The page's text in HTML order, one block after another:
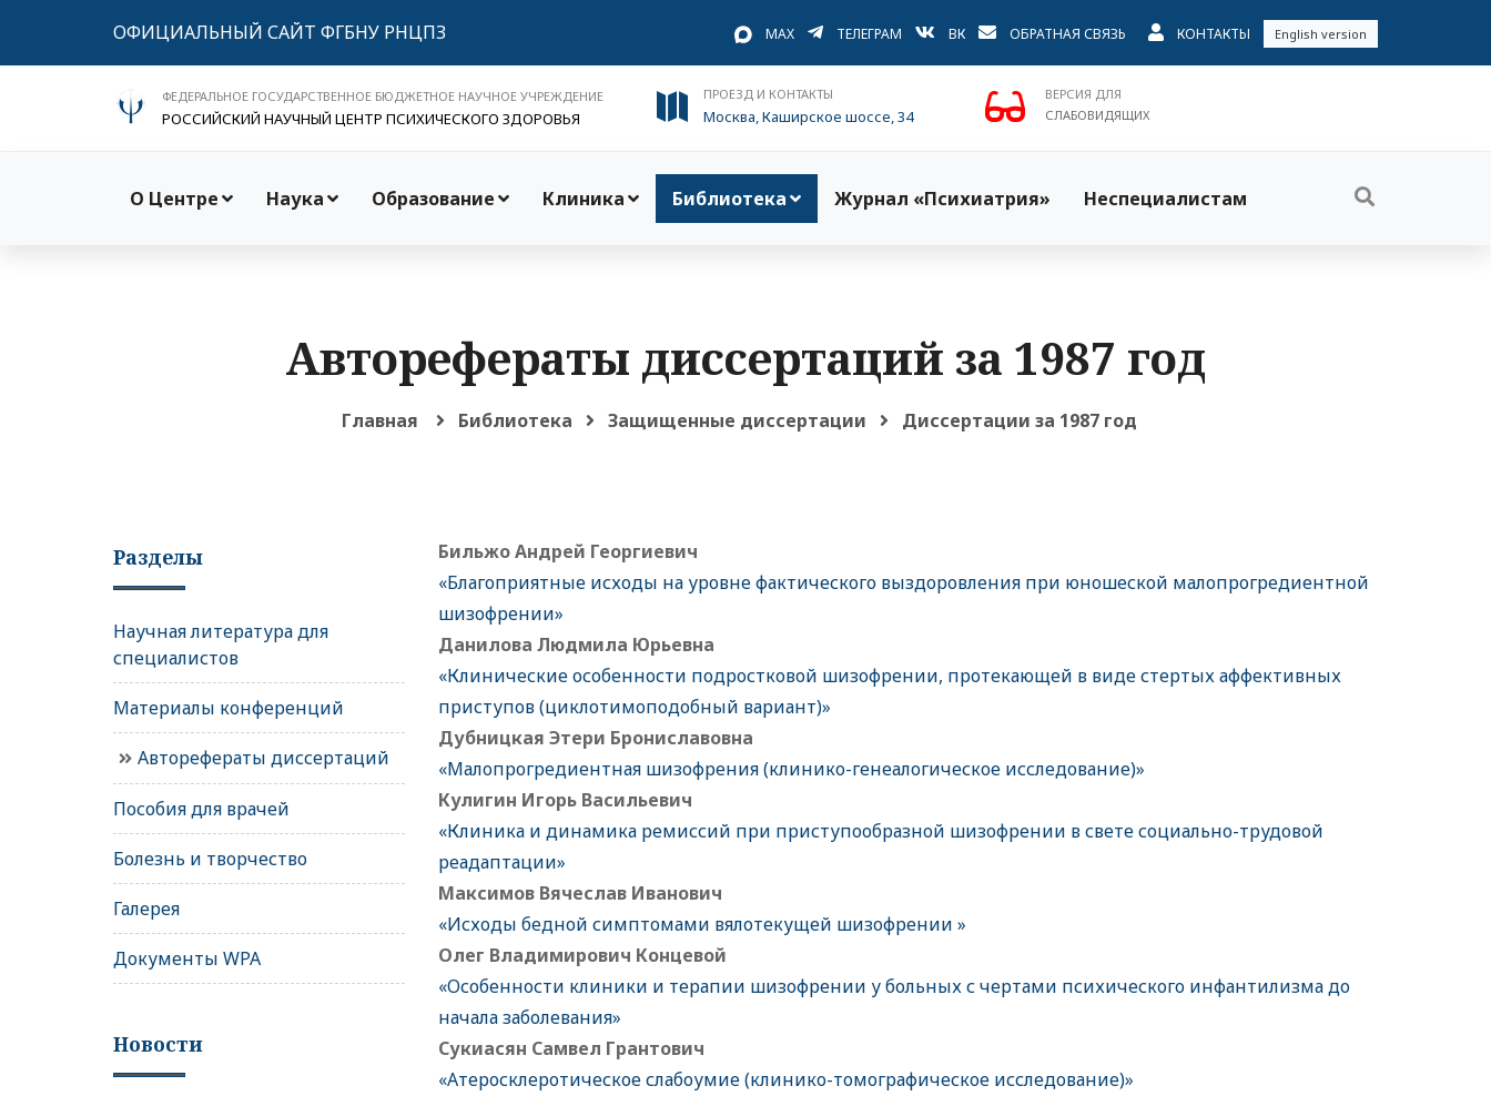
ОФИЦИАЛЬНЫЙ САЙТ ФГБНУ РНЦПЗ MAX ТЕЛЕГРАМ ВК ОБРАТНАЯ СВЯЗЬ КОНТАКТЫ English version
ФЕДЕРАЛЬНОЕ ГОСУДАРСТВЕННОЕ БЮДЖЕТНОЕ НАУЧНОЕ УЧРЕЖДЕНИЕ
РОССИЙСКИЙ НАУЧНЫЙ ЦЕНТР ПСИХИЧЕСКОГО ЗДОРОВЬЯ
ПРОЕЗД И КОНТАКТЫ
Москва, Каширское шоссе, 34
ВЕРСИЯ ДЛЯ
СЛАБОВИДЯЩИХ
О Центре Наука Образование Клиника Библиотека Журнал «Психиатрия» Неспециалистам
Авторефераты диссертаций за 1987 год
Главная Библиотека Защищенные диссертации Диссертации за 1987 год
Бильжо Андрей Георгиевич
«Благоприятные исходы на уровне фактического выздоровления при юношеской малопрогредиентной
шизофрении»
Данилова Людмила Юрьевна
«Клинические особенности подростковой шизофрении, протекающей в виде стертых аффективных
приступов (циклотимоподобный вариант)»
Дубницкая Этери Брониславовна
«Малопрогредиентная шизофрения (клинико-генеалогическое исследование)»
Кулигин Игорь Васильевич
«Клиника и динамика ремиссий при приступообразной шизофрении в свете социально-трудовой
реадаптации»
Максимов Вячеслав Иванович
«Исходы бедной симптомами вялотекущей шизофрении »
Олег Владимирович Концевой
«Особенности клиники и терапии шизофрении у больных с чертами психического инфантилизма до
начала заболевания»
Сукиасян Самвел Грантович
«Атеросклеротическое слабоумие (клинико-томографическое исследование)»
Разделы
Научная литература для
специалистов
Материалы конференций
Авторефераты диссертаций
Пособия для врачей
Болезнь и творчество
Галерея
Документы WPA
Новости